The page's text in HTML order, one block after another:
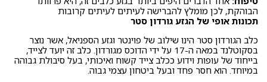
הבוהקת, לכן מומלץ להברישה לעיתים לעיתים קרובות
תכונות אופי של הגזע גורדון סטר
כלב הגורדון סטר הינו שילוב של פוינטר וגזע הספניאל, אשר נוצר
בסקוטלנד במאה ה-17 על ידי הדוכס מגורדון. כלב זה יועד לצייד,
בייחוד של עופות וידוע ככלב צייד קשוח ואיכותי, בעל סיבולת גבוהה
במיוחד. הוא חסר פחד ובעל ביטחון עצמי גבוה.